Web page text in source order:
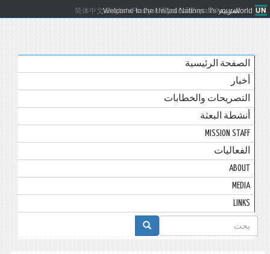
Welcome to the United Nations. It's your world.
العربية 简体中文 English Français Русский Español
الصفحة الرئيسية
أخبار
التصريحات والخطابات
أنشطة البعثة
MISSION STAFF
الفعاليات
ABOUT
MEDIA
LINKS
استمارة
البحث